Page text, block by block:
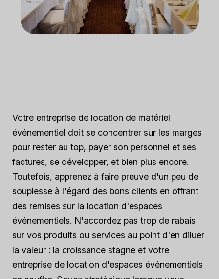
Votre entreprise de location de matériel
événementiel doit se concentrer sur les marges
pour rester au top, payer son personnel et ses
factures, se développer, et bien plus encore.
Toutefois, apprenez à faire preuve d'un peu de
souplesse à l'égard des bons clients en offrant
des remises sur la location d'espaces
événementiels. N'accordez pas trop de rabais
sur vos produits ou services au point d'en diluer
la valeur : la croissance stagne et votre
entreprise de location d'espaces événementiels